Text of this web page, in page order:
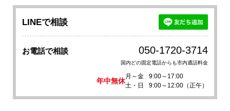
LINEで相談
お電話で相談 050-1720-3714
国内どの固定電話からも市内通話料金
年中無休
月～金
9:00～17:00
土・日
9:00～12:00（正午）